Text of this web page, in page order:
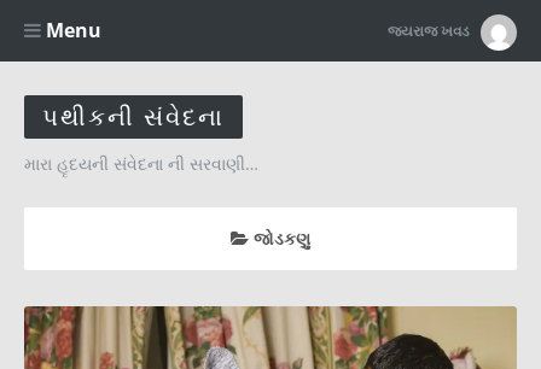
Menu જયરાજ ખવડ
પથીકની સંવેદના
મારા હૃદયની સંવેદના ની સરવાણી…
જોડકણુ